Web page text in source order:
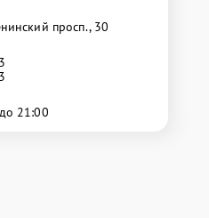
просп., 30
21:00